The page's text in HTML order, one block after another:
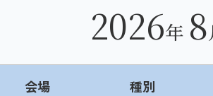
2026年 8
会場 種別